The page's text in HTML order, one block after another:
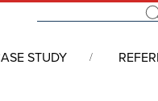
STUDY